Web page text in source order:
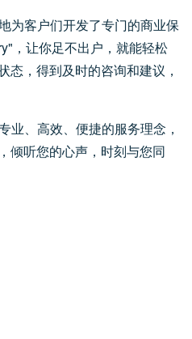
为客户们开发了专门的商业保
， 让你足不出户，就能轻松
态，得到及时的咨询和建议，
业、高效、便捷的服务理念，
倾听您的心声，时刻与您同